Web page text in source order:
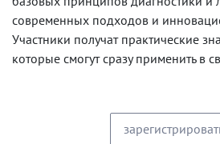
современных подходов и
Участники получат практические
которые смогут сразу применить в